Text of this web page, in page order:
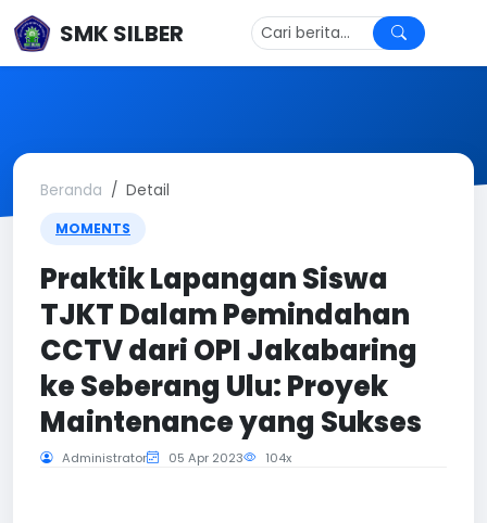
SMK SILBER
Beranda Detail
MOMENTS
Praktik Lapangan Siswa
TJKT Dalam Pemindahan
CCTV dari OPI Jakabaring
ke Seberang Ulu: Proyek
Maintenance yang Sukses
Administrator 05 Apr 2023 104x